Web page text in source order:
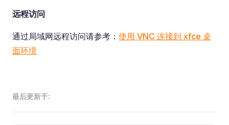
远程访问
通过局域网远程访问请参考： 使用 VNC 连接到 xfce 桌
面环境
最后更新于: